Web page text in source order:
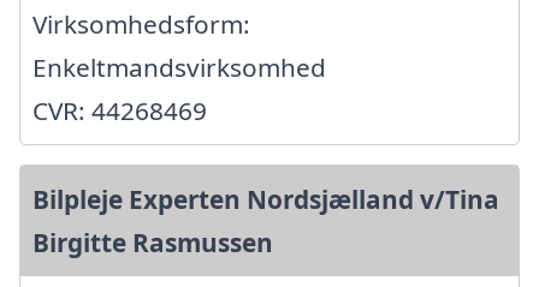
Virksomhedsform:
Enkeltmandsvirksomhed
CVR: 44268469
Bilpleje Experten Nordsjælland v/Tina
Birgitte Rasmussen